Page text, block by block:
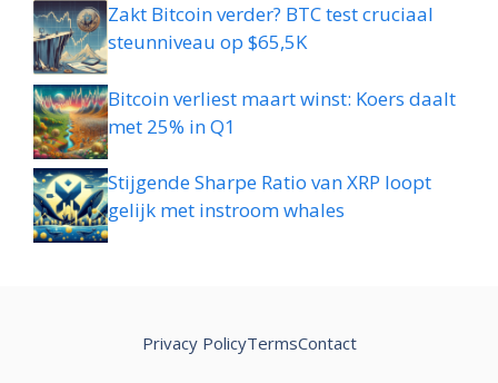
Zakt Bitcoin verder? BTC test cruciaal
steunniveau op $65,5K
Bitcoin verliest maart winst: Koers daalt
met 25% in Q1
Stijgende Sharpe Ratio van XRP loopt
gelijk met instroom whales
Privacy PolicyTermsContact